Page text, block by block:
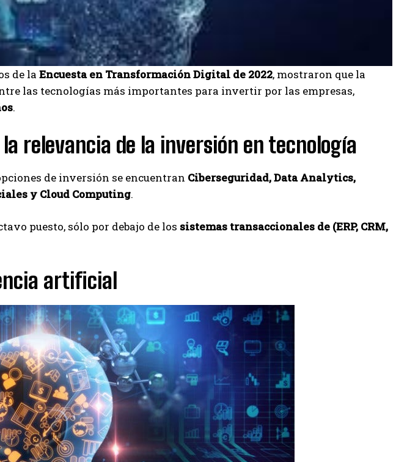
de la Encuesta en Transformación Digital de 2022, mostraron que la
las tecnologías más importantes para invertir por las empresas,
.
relevancia de la inversión en tecnología
de inversión se encuentran Ciberseguridad, Data Analytics,
y Cloud Computing.
puesto, sólo por debajo de los sistemas transaccionales de (ERP, CRM,
artificial